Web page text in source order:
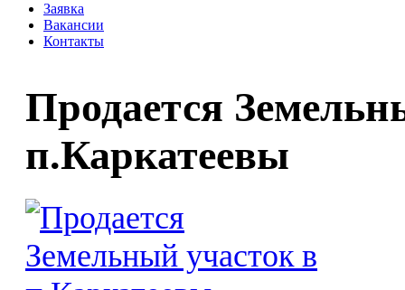
Заявка
Вакансии
Контакты
Продается
п.Каркатеевы